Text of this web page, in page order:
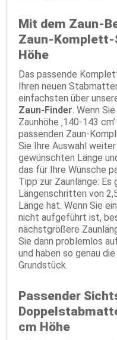
Mit dem Zaun-
Zaun-
Höhe
Das passende
Ihren neuen
einfachsten über
Zaun-Finder. Wenn
Zaunhöhe ‚140-143
passenden Zaun-
Sie Ihre Auswahl
gewünschten Länge
das für Ihre Wünsche
Tipp zur Zaunlänge:
Längenschritten von
Länge hat. Wenn Sie
nicht aufgeführt ist,
nächstgrößere
Sie dann problemlos
und haben so genau
Grundstück.
Passender
cm Höhe